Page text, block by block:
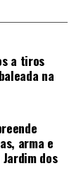
a tiros
na
arma e
dos